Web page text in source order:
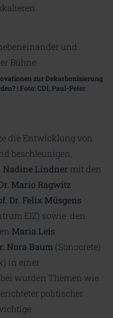
zur Dekarbonisierung
| Foto: CDI, Paul-Peter
die Entwicklung von
beschleunigen,
Nadine Lindner mit den
Mario Ragwitz
Dr. Felix Müsgens
EIZ) sowie den
Maria Leis
Nora Baum (Sonocrete)
in einer
wurden Themen wie
politischer